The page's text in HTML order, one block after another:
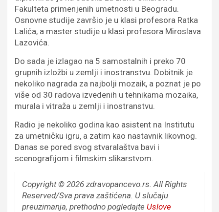
Fakulteta primenjenih umetnosti u Beogradu.
Osnovne studije završio je u klasi profesora Ratka
Lalića, a master studije u klasi profesora Miroslava
Lazovića.
Do sada je izlagao na 5 samostalnih i preko 70
grupnih izložbi u zemlji i inostranstvu. Dobitnik je
nekoliko nagrada za najbolji mozaik, a poznat je po
više od 30 radova izvedenih u tehnikama mozaika,
murala i vitraža u zemlji i inostranstvu.
Radio je nekoliko godina kao asistent na Institutu
za umetničku igru, a zatim kao nastavnik likovnog.
Danas se pored svog stvaralaštva bavi i
scenografijom i filmskim slikarstvom.
Copyright © 2026 zdravopancevo.rs. All Rights
Reserved/Sva prava zaštićena. U slučaju
preuzimanja, prethodno pogledajte Uslove